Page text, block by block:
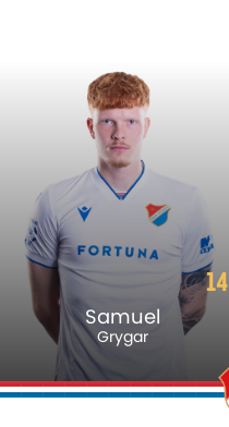
14
Samuel
Grygar